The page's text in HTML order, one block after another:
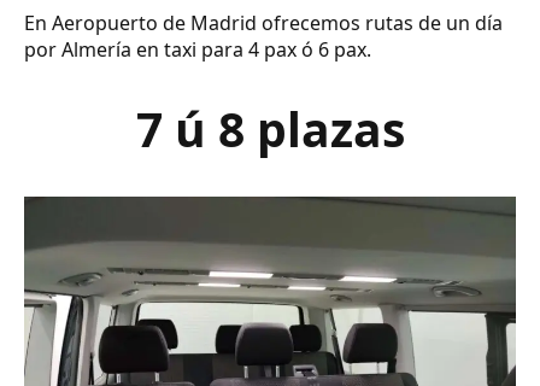
En Aeropuerto de Madrid ofrecemos rutas de un día
por Almería en taxi para 4 pax ó 6 pax.
7 ú 8 plazas